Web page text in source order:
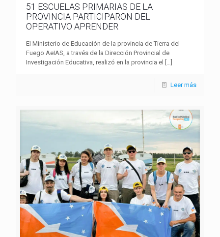
51 ESCUELAS PRIMARIAS DE LA
PROVINCIA PARTICIPARON DEL
OPERATIVO APRENDER
El Ministerio de Educación de la provincia de Tierra del
Fuego AeIAS, a través de la Dirección Provincial de
Investigación Educativa, realizó en la provincia el […]
Leer más